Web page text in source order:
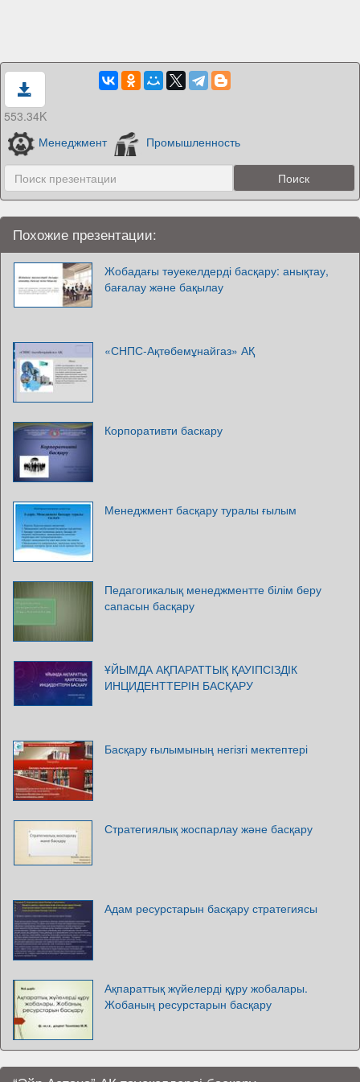
553.34K
Менеджмент
Промышленность
Похожие презентации:
Жобадағы тәуекелдерді басқару: анықтау,
бағалау және бақылау
«СНПС-Ақтөбемұнайгаз» АҚ
Корпоративти баскару
Менеджмент басқару туралы ғылым
Педагогикалық менеджментте білім беру
сапасын басқару
ҰЙЫМДА АҚПАРАТТЫҚ ҚАУІПСІЗДІК
ИНЦИДЕНТТЕРІН БАСҚАРУ
Басқару ғылымының негізгі мектептері
Стратегиялық жоспарлау және басқару
Адам ресурстарын басқару стратегиясы
Ақпараттық жүйелерді құру жобалары.
Жобаның ресурстарын басқару